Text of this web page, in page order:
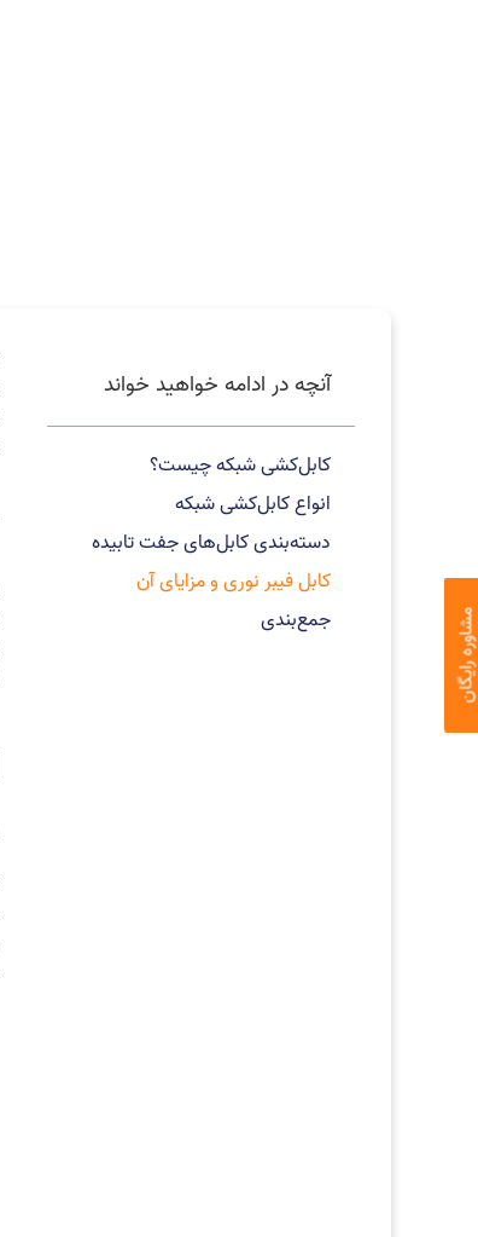
آنچه در ادامه خواهید خواند
کابل‌کشی شبکه چیست؟
انواع کابل‌کشی شبکه
دسته‌بندی کابل‌های جفت تابیده
کابل فیبر نوری و مزایای آن
جمع‌بندی